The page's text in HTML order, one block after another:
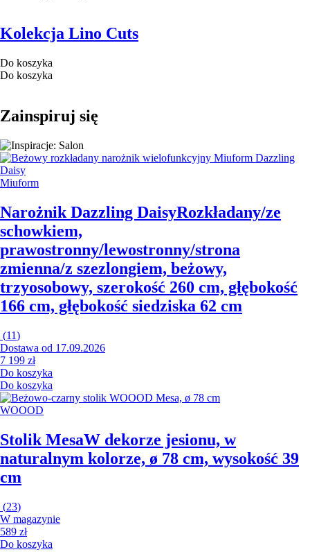
Kolekcja Lino Cuts
Do koszyka
Do koszyka
Zainspiruj się
Miuform
Narożnik Dazzling DaisyRozkładany/ze
schowkiem,
prawostronny/lewostronny/strona
zmienna/z szezlongiem, beżowy,
trzyosobowy, szerokość 260 cm, głębokość
166 cm, głębokość siedziska 62 cm
(11)
Dostawa od 17.09.2026
7 199 zł
Do koszyka
Do koszyka
WOOOD
Stolik MesaW dekorze jesionu, w
naturalnym kolorze, ø 78 cm, wysokość 39
cm
(23)
W magazynie
589 zł
Do koszyka